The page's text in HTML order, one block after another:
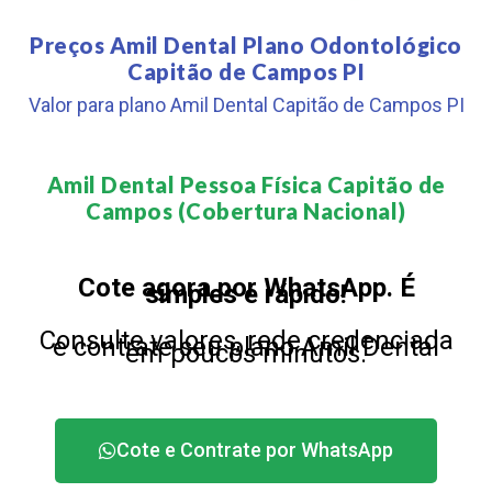
Preços Amil Dental Plano Odontológico
Capitão de Campos PI
Valor para plano Amil Dental Capitão de Campos PI
Amil Dental Pessoa Física Capitão de
Campos (Cobertura Nacional)​
Cote agora por WhatsApp. É
simples e rápido!
Consulte valores, rede credenciada
e contrate seu plano Amil Dental
em poucos minutos.
Cote e Contrate por WhatsApp